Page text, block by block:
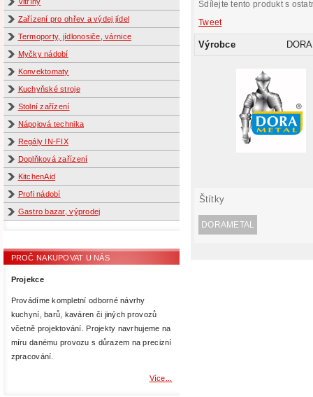
Zařízení pro ohřev a výdej jídel
Termoporty, jídlonosiče, várnice
Myčky nádobí
Konvektomaty
Kuchyňské stroje
Stolní zařízení
Nápojová technika
Regály IN-FIX
Doplňková zařízení
KitchenAid
Profi nádobí
Gastro bazar, výprodej
PROČ NAKUPOVAT U NÁS
Projekce
Provádíme kompletní odborné návrhy
kuchyní, barů, kaváren či jiných provozů
včetně projektování. Projekty navrhujeme na
míru danému provozu s důrazem na precizní
zpracování.
Více...
Sdílejte tento produkt s
Tweet
Výrobce
Štítky
DORAMETAL